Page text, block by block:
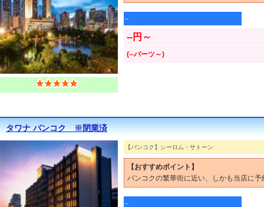
--
--円～
(--バーツ～)
タワナ バンコク ※閉業済
【バンコク】シーロム・サトーン
【おすすめポイント】
バンコクの繁華街に近い、しかも当店に
--